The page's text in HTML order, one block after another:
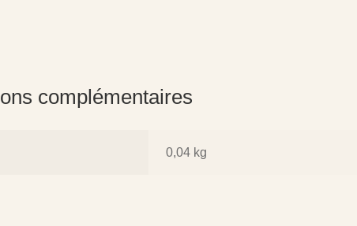
complémentaires
0,04 kg